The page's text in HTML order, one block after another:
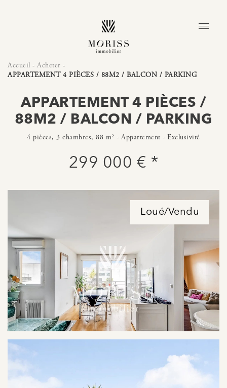
Accueil - Acheter -
APPARTEMENT 4 PIÈCES / 88M2 / BALCON / PARKING
APPARTEMENT 4 PIÈCES /
88M2 / BALCON / PARKING
4 pièces, 3 chambres, 88 m² - Appartement - Exclusivité
299 000 € *
Loué/Vendu